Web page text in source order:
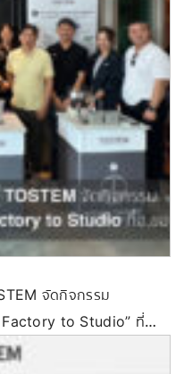
จัดกิจกรรม
to Studio” ที่